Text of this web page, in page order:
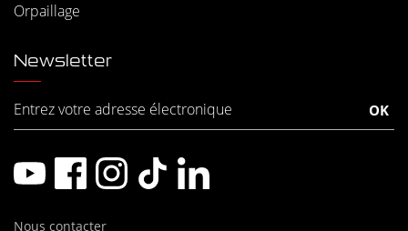
Orpaillage
Newsletter
Nous contacter